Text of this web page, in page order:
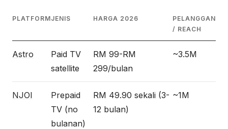
PLATFORMJENIS HARGA 2026
PELANGGAN
/ REACH
Astro
Paid TV
satellite
RM 99-RM
299/bulan
~3.5M
NJOI
Prepaid
TV (no
bulanan)
RM 49.90 sekali (3-
12 bulan)
~1M